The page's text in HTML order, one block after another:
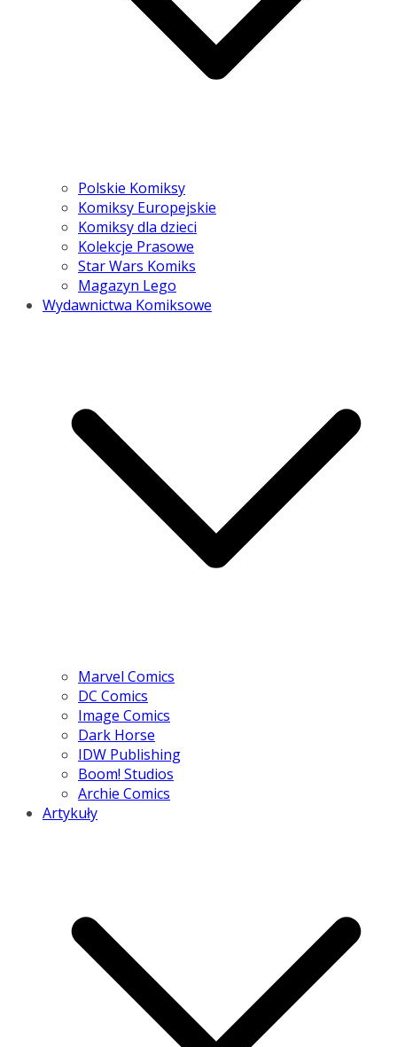
Polskie Komiksy
Komiksy Europejskie
Komiksy dla dzieci
Kolekcje Prasowe
Star Wars Komiks
Magazyn Lego
Wydawnictwa Komiksowe
Marvel Comics
DC Comics
Image Comics
Dark Horse
IDW Publishing
Boom! Studios
Archie Comics
Artykuły